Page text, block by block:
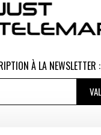
À LA NEWSLETTER :